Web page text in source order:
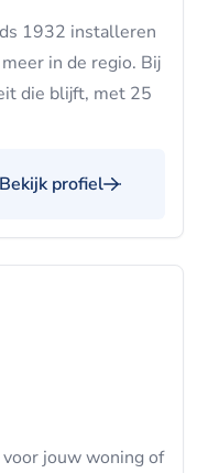
1932 installeren
in de regio. Bij
die blijft, met 25
Bekijk profiel
jouw woning of